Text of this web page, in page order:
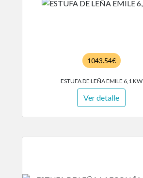
1043.54€
ESTUFA DE LEÑA EMILE 6,1 KW
Ver detalle